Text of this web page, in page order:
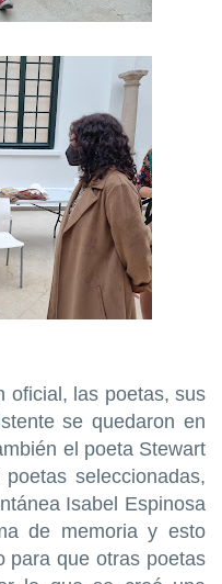
oficial, las poetas, sus
se quedaron en
el poeta Stewart
seleccionadas,
Isabel Espinosa
de memoria y esto
para que otras poetas